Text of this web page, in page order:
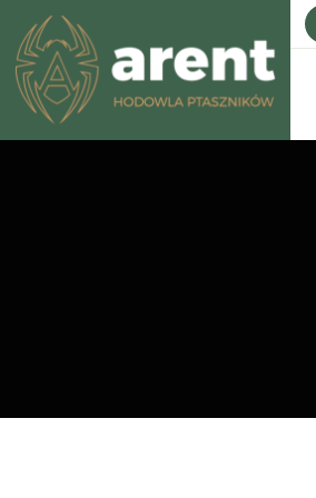
produktów w koszyku.